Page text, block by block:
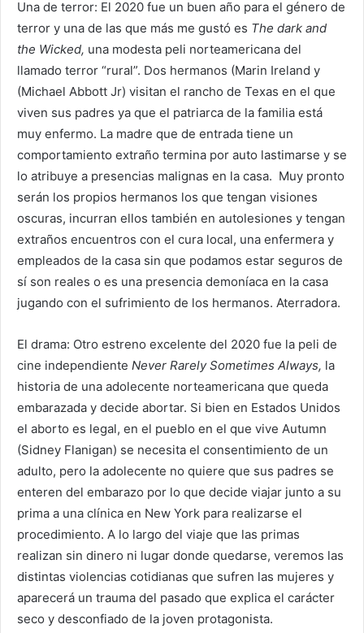
Una de terror: El 2020 fue un buen año para el género de
terror y una de las que más me gustó es The dark and
the Wicked, una modesta peli norteamericana del
llamado terror “rural”. Dos hermanos (Marin Ireland y
(Michael Abbott Jr) visitan el rancho de Texas en el que
viven sus padres ya que el patriarca de la familia está
muy enfermo. La madre que de entrada tiene un
comportamiento extraño termina por auto lastimarse y se
lo atribuye a presencias malignas en la casa. Muy pronto
serán los propios hermanos los que tengan visiones
oscuras, incurran ellos también en autolesiones y tengan
extraños encuentros con el cura local, una enfermera y
empleados de la casa sin que podamos estar seguros de
sí son reales o es una presencia demoníaca en la casa
jugando con el sufrimiento de los hermanos. Aterradora.
El drama: Otro estreno excelente del 2020 fue la peli de
cine independiente Never Rarely Sometimes Always, la
historia de una adolecente norteamericana que queda
embarazada y decide abortar. Si bien en Estados Unidos
el aborto es legal, en el pueblo en el que vive Autumn
(Sidney Flanigan) se necesita el consentimiento de un
adulto, pero la adolecente no quiere que sus padres se
enteren del embarazo por lo que decide viajar junto a su
prima a una clínica en New York para realizarse el
procedimiento. A lo largo del viaje que las primas
realizan sin dinero ni lugar donde quedarse, veremos las
distintas violencias cotidianas que sufren las mujeres y
aparecerá un trauma del pasado que explica el carácter
seco y desconfiado de la joven protagonista.